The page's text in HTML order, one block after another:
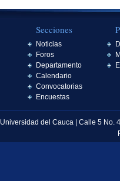
Secciones
Noticias
Foros
Departamento
Calendario
Convocatorias
Encuestas
Universidad del Cauca | Calle 5 No.